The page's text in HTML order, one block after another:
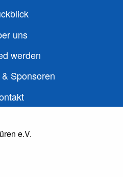
uns
werden
Sponsoren
e.V.